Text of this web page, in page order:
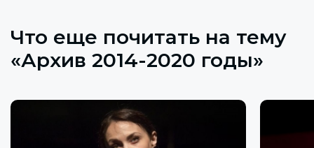
Что еще почитать на тему
«Архив 2014-2020 годы»